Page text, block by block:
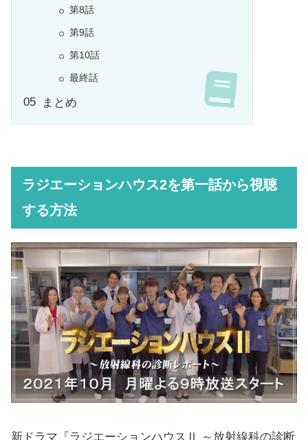
第8話
第9話
第10話
最終話
まとめ
ラジエーションハウス2を第一話から視聴
する方法
新ドラマ『ラジエーションハウスⅡ ～放射線科の診断